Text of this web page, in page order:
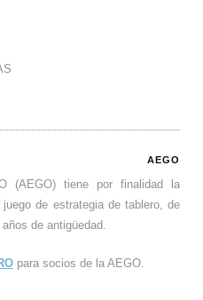
AEGO
(AEGO) tiene por finalidad la
de estrategia de tablero, de
de antigüedad.
para socios de la AEGO.